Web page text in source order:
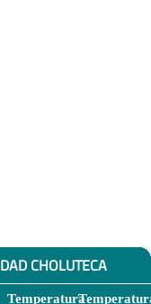
CHOLUTECA
Temperatura